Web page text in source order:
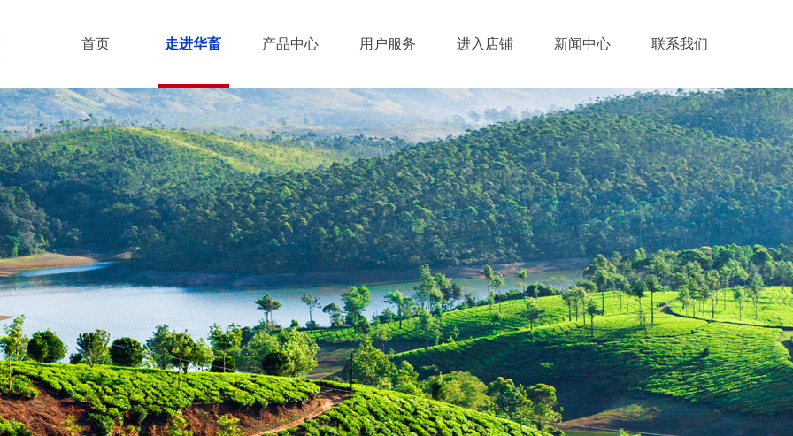
首页 走进华畜 产品中心 用户服务 进入店铺 新闻中心 联系我们